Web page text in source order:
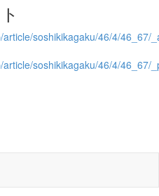
soshikikagaku/46/4/46_67/
soshikikagaku/46/4/46_67/